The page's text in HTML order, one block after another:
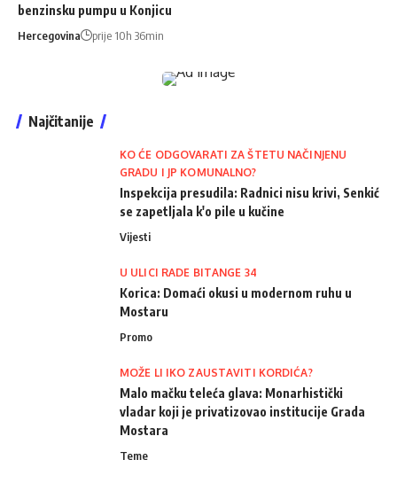
benzinsku pumpu u Konjicu
Hercegovina prije 10h 36min
Najčitanije
KO ĆE ODGOVARATI ZA ŠTETU NAČINJENU
GRADU I JP KOMUNALNO?
Inspekcija presudila: Radnici nisu krivi, Senkić
se zapetljala k'o pile u kučine
Vijesti
U ULICI RADE BITANGE 34
Korica: Domaći okusi u modernom ruhu u
Mostaru
Promo
MOŽE LI IKO ZAUSTAVITI KORDIĆA?
Malo mačku teleća glava: Monarhistički
vladar koji je privatizovao institucije Grada
Mostara
Teme